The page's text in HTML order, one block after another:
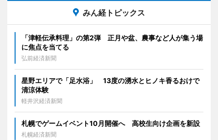
みん経トピックス
「津軽伝承料理」の第2弾 正月や盆、農事など人が集う場
に焦点を当てる
弘前経済新聞
星野エリアで「足水浴」 13度の湧水とヒノキ香るおけで
清涼体験
軽井沢経済新聞
札幌でゲームイベント10月開催へ 高校生向け企画を新設
札幌経済新聞